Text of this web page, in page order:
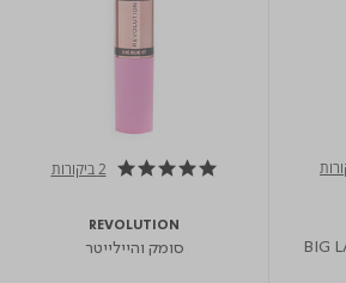
5.0 star rating 2 ביקורות
REVOLUTION
סומק והיילייטר